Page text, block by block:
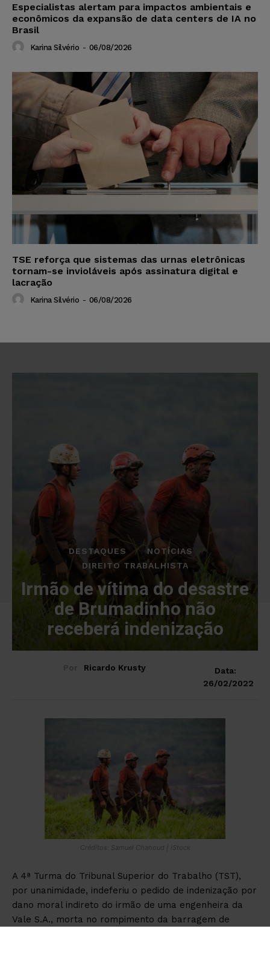
Especialistas alertam para impactos ambientais e
econômicos da expansão de data centers de IA no
Brasil
Karina Silvério - 06/08/2026
TSE reforça que sistemas das urnas eletrônicas
tornam-se invioláveis após assinatura digital e
lacração
Karina Silvério - 06/08/2026